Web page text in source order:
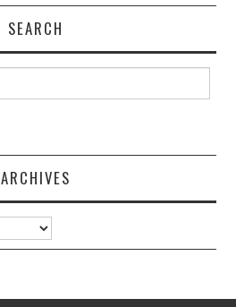
SEARCH
ARCHIVES